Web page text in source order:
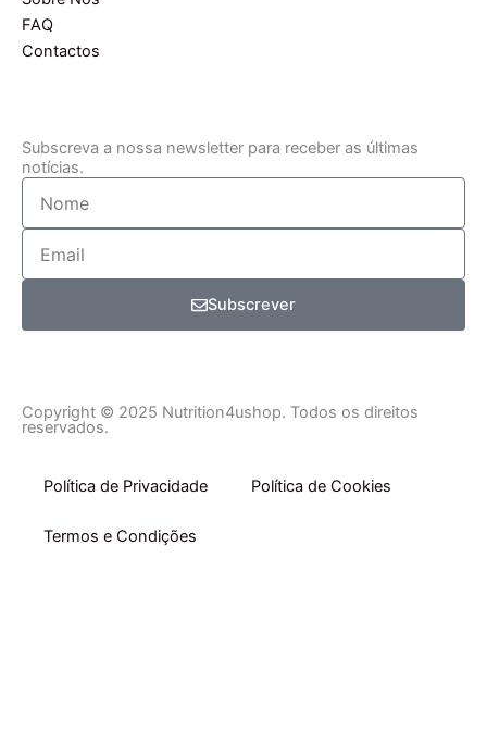
FAQ
Contactos
Subscreva a nossa newsletter para receber as últimas
notícias.
Nome
Email
Subscrever
Copyright © 2025 Nutrition4ushop. Todos os direitos
reservados.
Política de Privacidade Política de Cookies
Termos e Condições